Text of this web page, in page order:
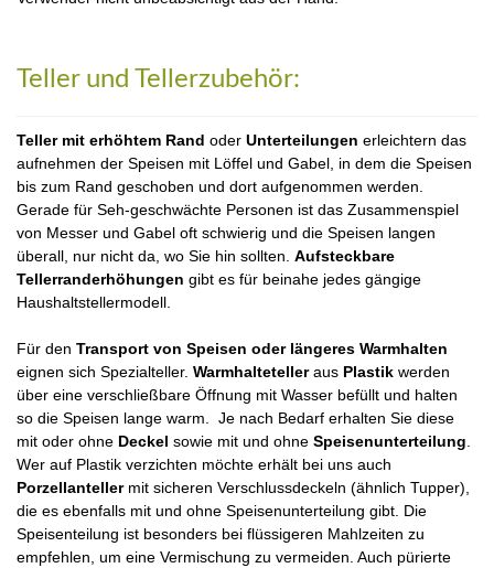
Teller und Tellerzubehör:
Teller mit erhöhtem Rand oder Unterteilungen erleichtern das
aufnehmen der Speisen mit Löffel und Gabel, in dem die Speisen
bis zum Rand geschoben und dort aufgenommen werden.
Gerade für Seh-geschwächte Personen ist das Zusammenspiel
von Messer und Gabel oft schwierig und die Speisen langen
überall, nur nicht da, wo Sie hin sollten. Aufsteckbare
Tellerranderhöhungen gibt es für beinahe jedes gängige
Haushaltstellermodell.
Für den Transport von Speisen oder längeres Warmhalten
eignen sich Spezialteller. Warmhaltetelleraus Plastik werden
über eine verschließbare Öffnung mit Wasser befüllt und halten
so die Speisen lange warm. Je nach Bedarf erhalten Sie diese
mit oder ohne Deckel sowie mit und ohne Speisenunterteilung
Wer auf Plastik verzichten möchte erhält bei uns auch
Porzellanteller mit sicheren Verschlussdeckeln (ähnlich Tupper),
die es ebenfalls mit und ohne Speisenunterteilung gibt. Die
Speisenteilung ist besonders bei flüssigeren Mahlzeiten zu
empfehlen, um eine Vermischung zu vermeiden. Auch pürierte